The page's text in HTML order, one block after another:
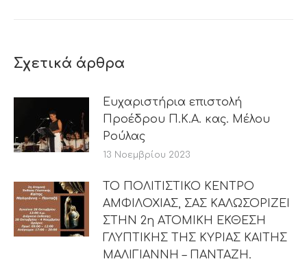
Σχετικά άρθρα
Ευχαριστήρια επιστολή
Προέδρου Π.Κ.Α. κας. Μέλου
Ρούλας
13 Νοεμβρίου 2023
ΤΟ ΠΟΛΙΤΙΣΤΙΚΟ ΚΕΝΤΡΟ
ΑΜΦΙΛΟΧΙΑΣ, ΣΑΣ ΚΑΛΩΣΟΡΙΖΕΙ
ΣΤΗΝ 2η ΑΤΟΜΙΚΗ ΕΚΘΕΣΗ
ΓΛΥΠΤΙΚΗΣ ΤΗΣ ΚΥΡΙΑΣ ΚΑΙΤΗΣ
ΜΑΛΙΓΙΑΝΝΗ – ΠΑΝΤΑΖΗ.